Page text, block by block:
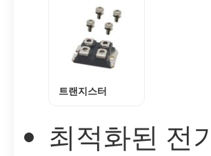
트랜지스터
최적화된 전